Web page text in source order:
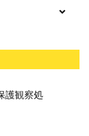
布，淫
童福祉法違反）
制性交等罪），
護観察処